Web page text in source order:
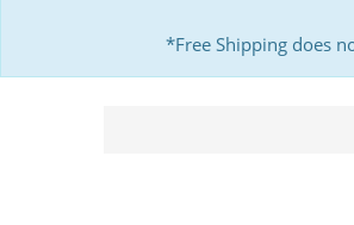
*Free Shipping does